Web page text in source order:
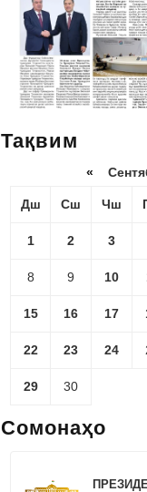
Тақвим
«
Дш Сш Чш
1 2 3
8 9 10
15 16 17
22 23 24
29 30
Сомонаҳо